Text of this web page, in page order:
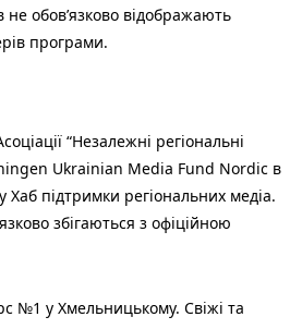
не обов’язково відображають
програми.
“Незалежні регіональні
Ukrainian Media Fund Nordic в
Хаб підтримки регіональних медіа.
збігаються з офіційною
№1 у Хмельницькому. Свіжі та